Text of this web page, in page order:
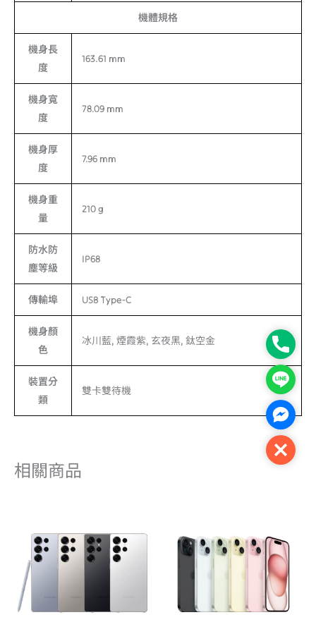
機體規格
機身長
度
163.61 mm
機身寬
度
78.09 mm
機身厚
度
7.96 mm
機身重
量
210 g
防水防
塵等級
IP68
傳輸埠 USB Type-C
機身顏
色
冰川藍, 煙霞紫, 玄夜黑, 鈦空金
裝置分
類
雙卡雙待機
相關商品
Phone
Line
Close